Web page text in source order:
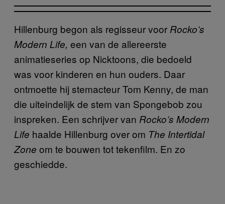
Hillenburg begon als regisseur voor Rocko’s
Modern Life, een van de allereerste
animatieseries op Nicktoons, die bedoeld
was voor kinderen en hun ouders. Daar
ontmoette hij stemacteur Tom Kenny, de man
die uiteindelijk de stem van Spongebob zou
inspreken. Een schrijver van Rocko’s Modern
Life haalde Hillenburg over om The Intertidal
Zone om te bouwen tot tekenfilm. En zo
geschiedde.